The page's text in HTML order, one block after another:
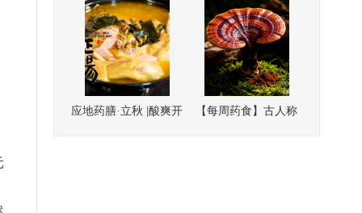
应地药膳·立秋 |酸爽开
【每周药食】古人称